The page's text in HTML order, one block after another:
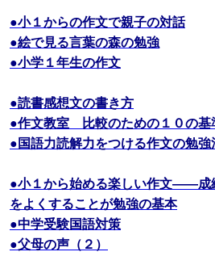
●小１からの作文で親子の対話
●絵で見る言葉の森の勉強
●小学１年生の作文
●読書感想文の書き方
●作文教室 比較のための１０の基
●国語力読解力をつける作文の勉強
●小１から始める楽しい作文――成
をよくすることが勉強の基本
●中学受験国語対策
●父母の声（２）